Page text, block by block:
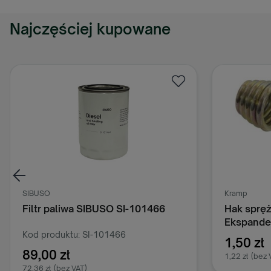
Najczęściej kupowane
SIBUSO
Filtr paliwa SIBUSO SI-101466
Kod produktu: SI-101466
89,00 zł
72,36 zł (bez VAT)
Kramp
Hak
1,50 zł
1,22 zł (bez